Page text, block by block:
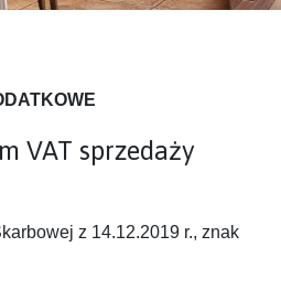
VAT sprzedaży
z 14.12.2019 r., znak